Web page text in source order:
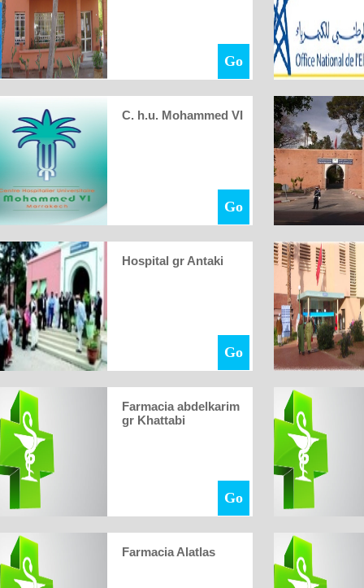
Go
C. h.u. Mohammed VI
Go
Hospital gr Antaki
Go
Farmacia abdelkarim
gr Khattabi
Go
Farmacia Alatlas